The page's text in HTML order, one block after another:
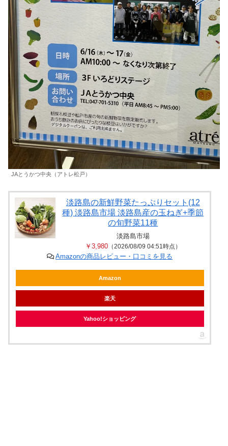
JAとうかつ中央（アトレ松戸）
淡路島の新鮮野菜たっぷりセット(12
種) 淡路島市場 淡路島産の玉ねぎ+季節
の旬野菜11種
淡路島市場
￥3,980（2026/08/09 04:51時点）
Amazonの商品レビュー・口コミを見る
Amazon
楽天
Yahoo!ショッピング